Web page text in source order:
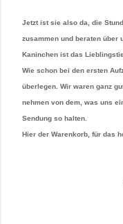
Jetzt ist sie also da, die
zusammen und beraten über
Kaninchen ist das
Wie schon bei den ersten
überlegen. Wir waren ganz
nehmen von dem, was uns
Sendung so halten.
Hier der Warenkorb, für das